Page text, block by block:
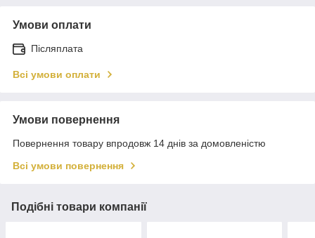
Умови оплати
Післяплата
Всі умови оплати
Умови повернення
Повернення товару впродовж 14 днів за домовленістю
Всі умови повернення
Подібні товари компанії